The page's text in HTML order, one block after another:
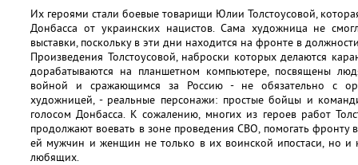
Их героями стали боевые товарищи Юлии Толстоусовой,
Донбасса от украинских нацистов. Сама художница не
выставки, поскольку в эти дни находится на фронте в
Произведения Толстоусовой, наброски которых делаются
дорабатываются на планшетном компьютере, посвящены
войной и сражающимся за Россию - не обязательно с
художницей, - реальные персонажи: простые бойцы и
голосом Донбасса. К сожалению, многих из героев работ
продолжают воевать в зоне проведения СВО, помогать фронту
ей мужчин и женщин не только в их воинской ипостаси, но и
любящих.